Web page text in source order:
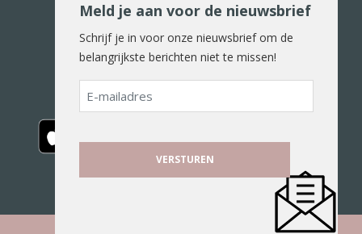
De reiswereld in woord en beeld
Meld je aan voor de nieuwsbrief
Schrijf je in voor onze nieuwsbrief om de
belangrijkste berichten niet te missen!
E-
mailadres